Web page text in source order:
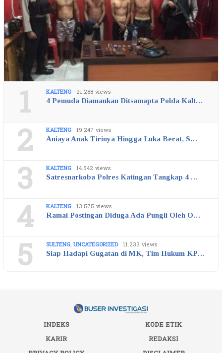
1 KALTENG 21.288 views
4 Pemuda Diamankan Ditsamapta Polda Kalt…
2 KALTENG 19.247 views
Aniaya Anak Tirinya Hingga Luka Berat, S…
3 KALTENG 14.542 views
Satresnarkoba Polres Katingan Tangkap 4 …
4 KALTENG 13.575 views
Ramai Postingan Diduga Ada Pungli Oleh O…
5 SULTENG, UNCATEGORIZED 11.233 views
Siap Hadapi Gugatan di MK, Tim Hukum KP…
INDEKS
KODE ETIK
KARIR
REDAKSI